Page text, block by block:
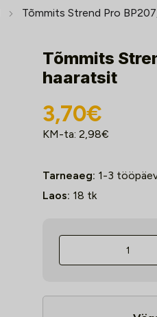
Tõmmits Strend Pro
Tõmmits
haaratsit
3,70€
KM-ta: 2,98€
Tarneaeg: 1-3
Laos: 18 tk
Tõmmits